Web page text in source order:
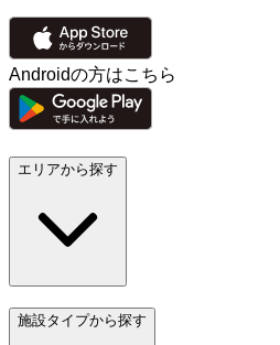
Androidの方はこちら
エリアから探す
施設タイプから探す